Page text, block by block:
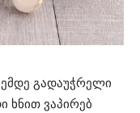
გადაუჭრელი
ხნით ვაპირებ